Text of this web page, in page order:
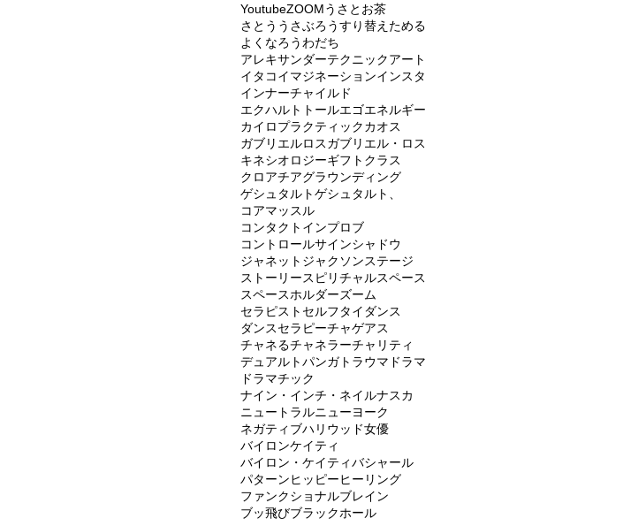
YoutubeZOOMうさと お茶
さとううさぶろうすり替え ためる
よくなろう わだち
アレキサンダーテクニックアート
イタコイマジネーションインスタ
インナーチャイルド
エクハルトトールエゴエネルギー
カイロプラクティックカオス
ガブリエルロスガブリエル・ロス
キネシオロジーギフト クラス
クロアチアグラウンディング
ゲシュタルトゲシュタルト、
コアマッスル
コンタクトインプロブ
コントロールサインシャドウ
ジャネットジャクソンステージ
ストーリースピリチャルスペース
スペースホルダーズーム
セラピスト セルフタイ ダンス
ダンスセラピーチャゲアス
チャネるチャネラーチャリティ
デュアル トパンガ トラウマ ドラマ
ドラマチック
ナイン・インチ・ネイルナスカ
ニュートラルニューヨーク
ネガティブハリウッド女優
バイロンケイティ
バイロン・ケイティバシャール
パターンヒッピーヒーリング
ファンクショナルブレイン
ブッ飛びブラックホール